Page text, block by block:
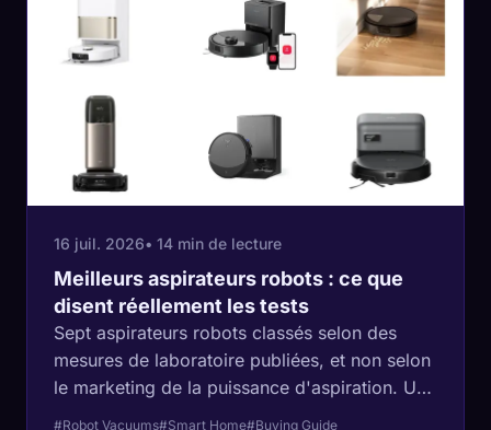
rapport qualité-prix de la catégorie est un
modèle de ventilateur-boîte qui fait honte à
des machines coûtant six fois plus cher.
16 juil. 2026• 14 min de lecture
Meilleurs aspirateurs robots : ce que
disent réellement les tests
Sept aspirateurs robots classés selon des
mesures de laboratoire publiées, et non selon
le marketing de la puissance d'aspiration. Un
#Robot Vacuums#Smart Home#Buying Guide